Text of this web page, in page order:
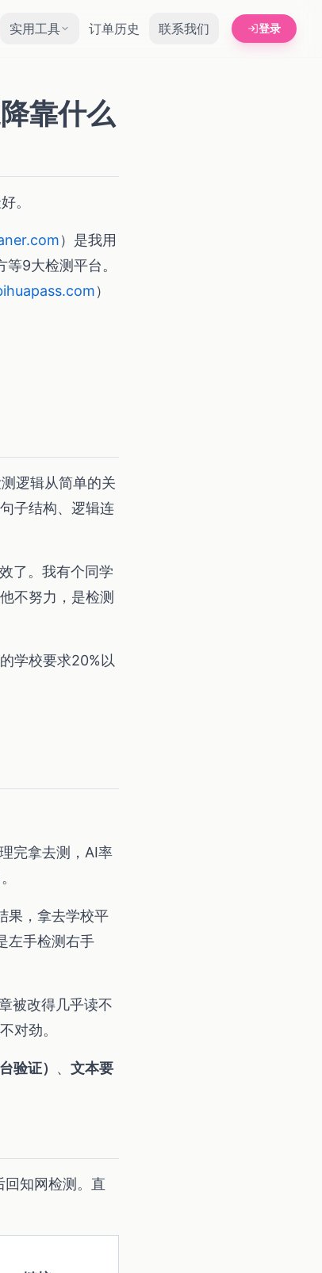
实用工具 订单历史 联系我们 登录
靠什么
。
）是我用
9大检测平台。
）
逻辑从简单的关
子结构、逻辑连
了。我有个同学
不努力，是检测
学校要求20%以
完拿去测，AI率
果，拿去学校平
左手检测右手
被改得几乎读不
对劲。
验证） 、 文本要
知网检测。直